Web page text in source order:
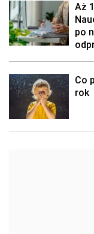
Aż
po
Co
rok